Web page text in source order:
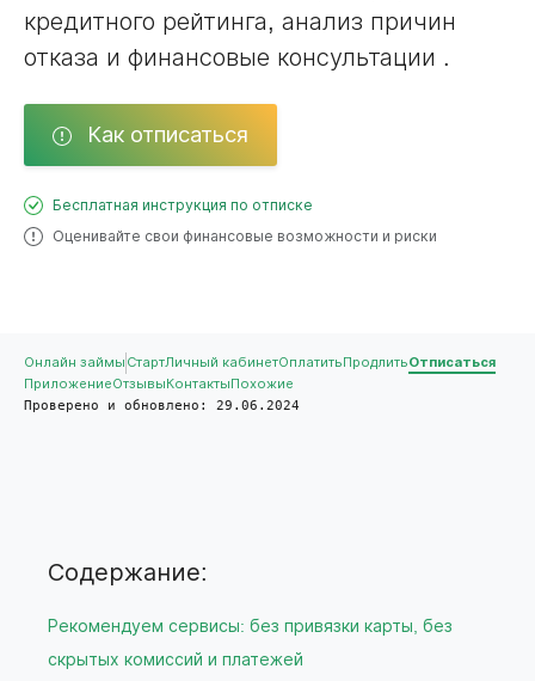
кредитного рейтинга, анализ причин
отказа и финансовые консультации .
Как отписаться
Бесплатная инструкция по отписке
Оценивайте свои финансовые возможности и риски
Онлайн займы СтартЛичный кабинетОплатитьПродлитьОтписаться
ПриложениеОтзывыКонтактыПохожие
Проверено и обновлено: 29.06.2024
Содержание:
Рекомендуем сервисы: без привязки карты, без
скрытых комиссий и платежей